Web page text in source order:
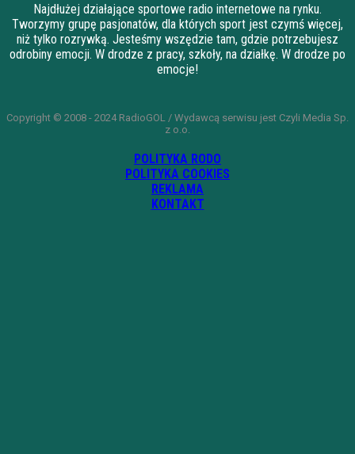
Najdłużej działające sportowe radio internetowe na rynku.
Tworzymy grupę pasjonatów, dla których sport jest czymś więcej,
niż tylko rozrywką. Jesteśmy wszędzie tam, gdzie potrzebujesz
odrobiny emocji. W drodze z pracy, szkoły, na działkę. W drodze po
emocje!
Copyright © 2008 - 2024 RadioGOL / Wydawcą serwisu jest Czyli Media Sp.
z o.o.
POLITYKA RODO
POLITYKA COOKIES
REKLAMA
KONTAKT